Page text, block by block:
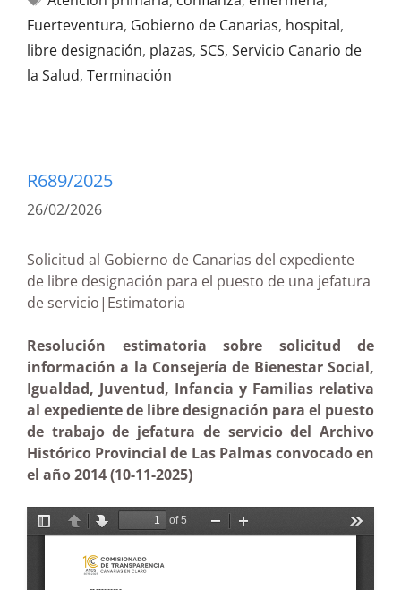
Fuerteventura, Gobierno de Canarias, hospital,
libre designación, plazas, SCS, Servicio Canario de
la Salud, Terminación
R689/2025
26/02/2026
Solicitud al Gobierno de Canarias del expediente
de libre designación para el puesto de una jefatura
de servicio|Estimatoria
Resolución estimatoria sobre solicitud de
información a la Consejería de Bienestar Social,
Igualdad, Juventud, Infancia y Familias relativa
al expediente de libre designación para el puesto
de trabajo de jefatura de servicio del Archivo
Histórico Provincial de Las Palmas convocado en
el año 2014 (10-11-2025)